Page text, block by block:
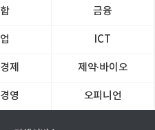
금융
ICT
제 제약∙바이오
영 오피니언